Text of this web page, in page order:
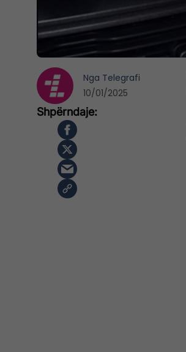
Nga Telegrafi
10/01/2025